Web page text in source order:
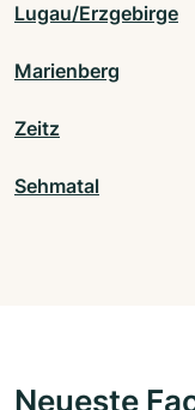
Lugau/Erzgebirge
Marienberg
Zeitz
Sehmatal
Neueste